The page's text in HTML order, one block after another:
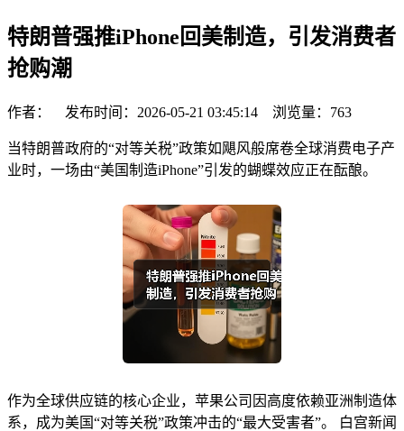
特朗普强推iPhone回美制造，引发消费者
抢购潮
作者： 发布时间：2026-05-21 03:45:14 浏览量： 763
当特朗普政府的“对等关税”政策如飓风般席卷全球消费电子产
业时，一场由“美国制造iPhone”引发的蝴蝶效应正在酝酿。
作为全球供应链的核心企业，苹果公司因高度依赖亚洲制造体
系，成为美国“对等关税”政策冲击的“最大受害者”。 白宫新闻